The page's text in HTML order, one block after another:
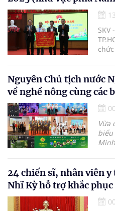
SKV
Nguyên Chủ tịch nước
về nghề nông cùng các
Vừa
biểu
Triết.
24 chiến sĩ, nhân viên y
Nhĩ Kỳ hỗ trợ khắc